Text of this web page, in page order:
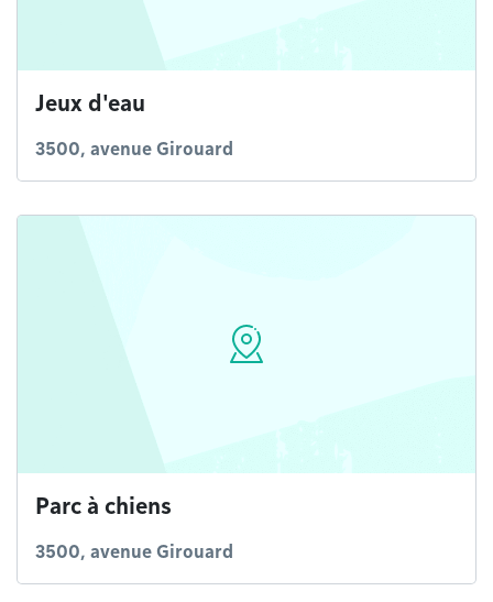
Jeux d'eau
3500, avenue Girouard
Parc à chiens
3500, avenue Girouard